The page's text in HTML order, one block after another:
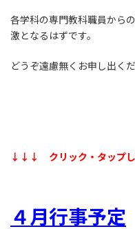
各学科の専門教科職員から
激となるはずです。
どうぞ遠慮無くお申し出くだ
↓↓↓ クリック・タップし
４月行事予定